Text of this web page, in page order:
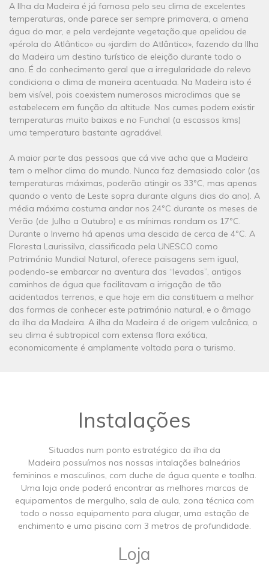
A Ilha da Madeira é já famosa pelo seu clima de excelentes
temperaturas, onde parece ser sempre primavera, a amena
água do mar, e pela verdejante vegetação,que apelidou de
«pérola do Atlântico» ou «jardim do Atlântico», fazendo da Ilha
da Madeira um destino turístico de eleição durante todo o
ano. É do conhecimento geral que a irregularidade do relevo
condiciona o clima de maneira acentuada. Na Madeira isto é
bem visível, pois coexistem numerosos microclimas que se
estabelecem em função da altitude. Nos cumes podem existir
temperaturas muito baixas e no Funchal (a escassos kms)
uma temperatura bastante agradável.
A maior parte das pessoas que cá vive acha que a Madeira
tem o melhor clima do mundo. Nunca faz demasiado calor (as
temperaturas máximas, poderão atingir os 33ºC, mas apenas
quando o vento de Leste sopra durante alguns dias do ano). A
média máxima costuma andar nos 24ºC durante os meses de
Verão (de Julho a Outubro) e as mínimas rondam os 17ºC.
Durante o Inverno há apenas uma descida de cerca de 4ºC. A
Floresta Laurissilva, classificada pela UNESCO como
Património Mundial Natural, oferece paisagens sem igual,
podendo-se embarcar na aventura das “levadas”, antigos
caminhos de água que facilitavam a irrigação de tão
acidentados terrenos, e que hoje em dia constituem a melhor
das formas de conhecer este património natural, e o âmago
da ilha da Madeira. A ilha da Madeira é de origem vulcânica, o
seu clima é subtropical com extensa flora exótica,
economicamente é amplamente voltada para o turismo.
Instalações
Situados num ponto estratégico da ilha da
Madeira possuímos nas nossas intalações balneários
femininos e masculinos, com duche de água quente e toalha.
Uma loja onde poderá encontrar as melhores marcas de
equipamentos de mergulho, sala de aula, zona técnica com
todo o nosso equipamento para alugar, uma estação de
enchimento e uma piscina com 3 metros de profundidade.
Loja